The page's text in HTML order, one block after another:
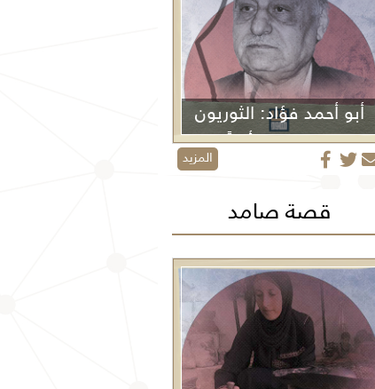
أبو أحمد فؤاد: الثوريون
لا يموتون أبداً
المزيد
قصة صامد